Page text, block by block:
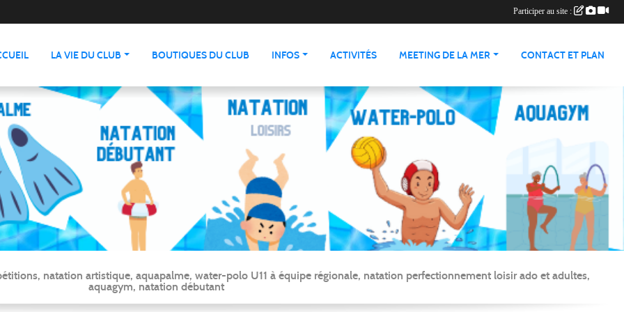
LA VIE DU CLUB BOUTIQUES DU CLUB INFOS ACTIVITÉS MEETING DE LA MER CONTACT ET PLAN
natation artistique, aquapalme, water-polo U11 à équipe régionale, natation perfectionnement loisir ado et adultes,
aquagym, natation débutant
Participer au site :